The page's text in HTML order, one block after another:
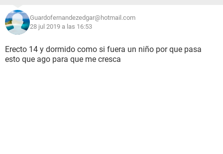
Guardofernandezedgar@hotmail.com
28 jul 2019 a las 16:53
Erecto 14 y dormido como si fuera un niño por que pasa
esto que ago para que me cresca